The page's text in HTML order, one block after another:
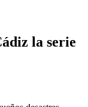
la serie